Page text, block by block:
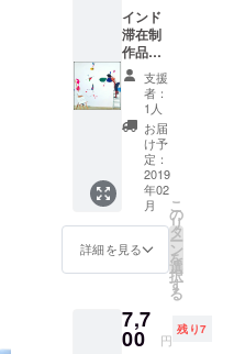
KOKKA
Inspiration
KOKKA 賞」
など多数。
インド
滞在制
作品の
中から
お選び
いただ
きま
す。 ｻｲ
A3~B3
紙の状
態での
お渡し
です。
支援
者：
1人
お届
け予
定：
2019
年02
月
詳細を見る
こ
の
リ
タ
ー
ン
を
選
択
す
る
7,7
00 円
残り7